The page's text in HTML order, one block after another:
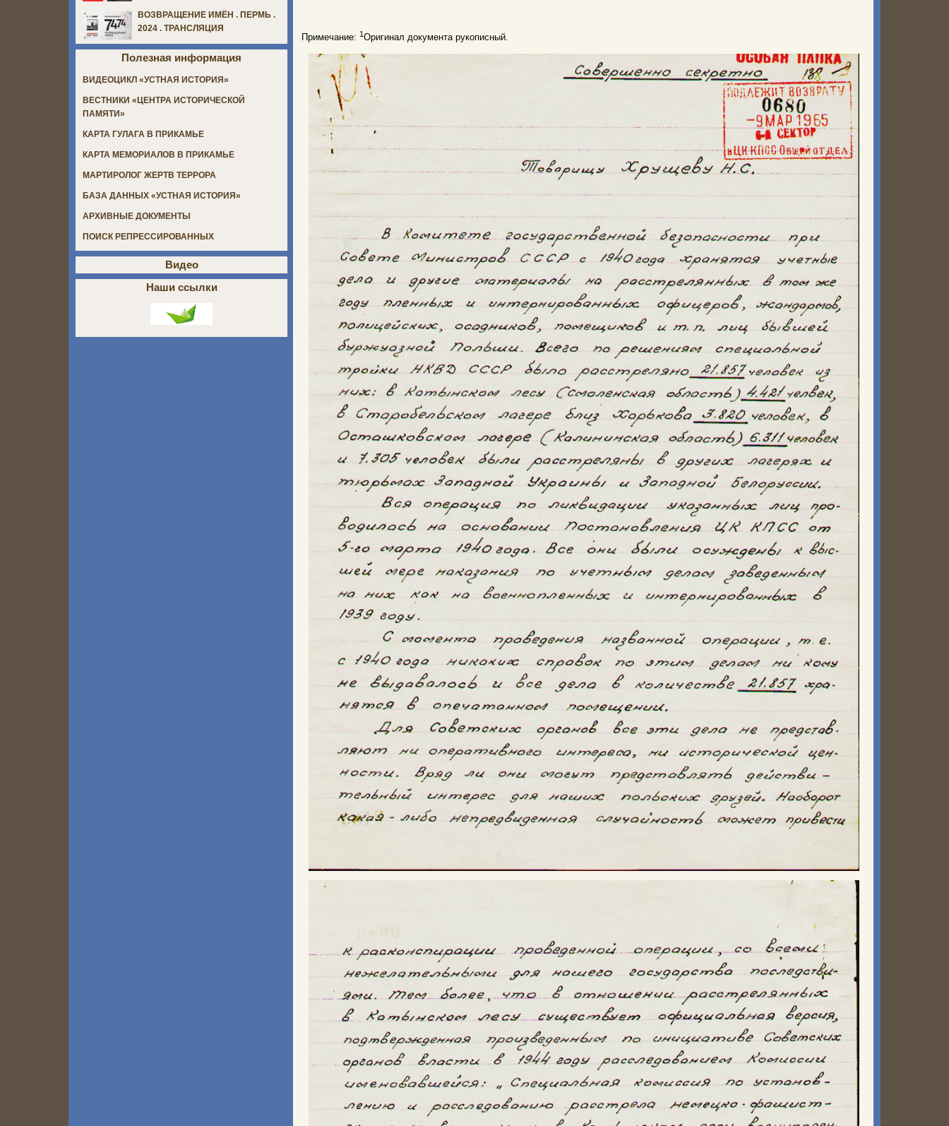
Примечание: 1Оригинал документа рукописный.
ВОЗВРАЩЕНИЕ ИМЁН . ПЕРМЬ .
2024 . ТРАНСЛЯЦИЯ
Полезная информация
ВИДЕОЦИКЛ «УСТНАЯ ИСТОРИЯ»
ВЕСТНИКИ «ЦЕНТРА ИСТОРИЧЕСКОЙ
ПАМЯТИ»
КАРТА ГУЛАГА В ПРИКАМЬЕ
КАРТА МЕМОРИАЛОВ В ПРИКАМЬЕ
МАРТИРОЛОГ ЖЕРТВ ТЕРРОРА
БАЗА ДАННЫХ «УСТНАЯ ИСТОРИЯ»
АРХИВНЫЕ ДОКУМЕНТЫ
ПОИСК РЕПРЕССИРОВАННЫХ
Видео
Наши ссылки